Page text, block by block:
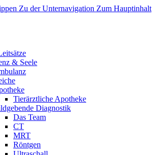
Zu der Unternavigation Zum Hauptinhalt
& Seele
Tierärztliche Apotheke
Diagnostik
Das Team
CT
MRT
Röntgen